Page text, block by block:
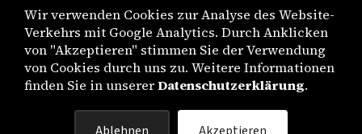
Wir verwenden Cookies zur Analyse des Website-
Verkehrs mit Google Analytics. Durch Anklicken
von "Akzeptieren" stimmen Sie der Verwendung
von Cookies durch uns zu. Weitere Informationen
finden Sie in unsererDatenschutzerklärung.